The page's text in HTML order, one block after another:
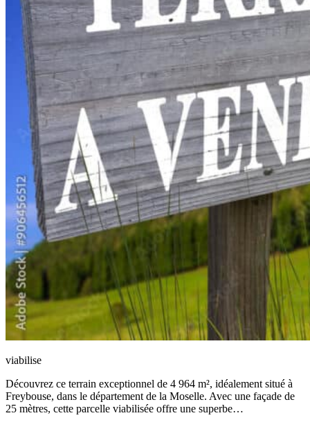
viabilise
Découvrez ce terrain exceptionnel de 4 964 m², idéalement situé à
Freybouse, dans le département de la Moselle. Avec une façade de
25 mètres, cette parcelle viabilisée offre une superbe…